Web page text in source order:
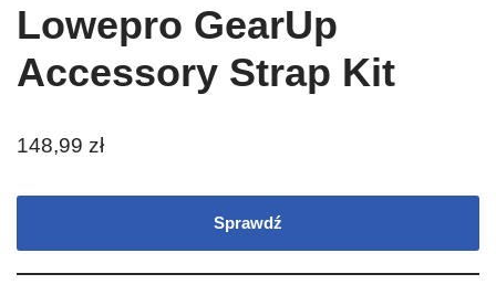
Lowepro GearUp
Accessory Strap Kit
148,99 zł
Sprawdź